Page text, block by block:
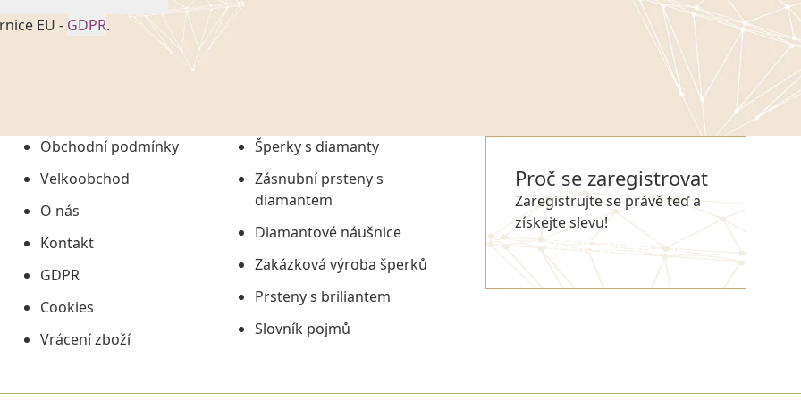
EU - GDPR.
č. 101/2000 Sb. v
uchováním veškerých
údajů či jako jeho
informací, nejdéle
Obchodní podmínky
Velkoobchod
O nás
Kontakt
GDPR
Cookies
Vrácení zboží
Šperky s diamanty
Zásnubní prsteny s
diamantem
Diamantové náušnice
Zakázková výroba šperků
Prsteny s briliantem
Slovník pojmů
Proč se zaregistrovat
Zaregistrujte se právě teď a
získejte slevu!
REGISTROVAT SE